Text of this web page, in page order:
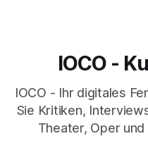
IOCO -
IOCO - Ihr digitales
Sie Kritiken,
Theater, Oper und